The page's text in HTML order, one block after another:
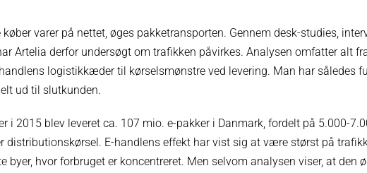
varer på nettet, øges pakketransporten. Gennem desk-studies,
Artelia derfor undersøgt om trafikken påvirkes. Analysen omfatter alt
logistikkæder til kørselsmønstre ved levering. Man har således
ud til slutkunden.
i 2015 blev leveret ca. 107 mio. e-pakker i Danmark, fordelt på 5.000-
distributionskørsel. E-handlens effekt har vist sig at være størst på
byer, hvor forbruget er koncentreret. Men selvom analysen viser, at den